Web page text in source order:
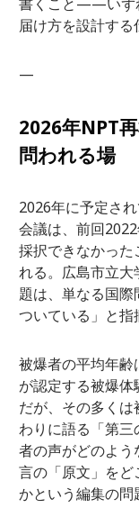
届け方を設計する
—
2026年NPT
問われる場
2026年に予定さ
会議は、前回
採択できなかっ
れる。広島市立
題は、単なる国
ついている」と指
被爆者の平均年
が認定する被爆体
だが、その多く
わりに語る「第
者の声がどのよ
言の「原文」をど
かという編集の問